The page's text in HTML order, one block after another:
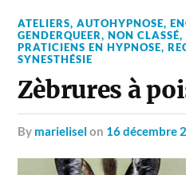
ATELIERS,AUTOHYPNOSE,
GENDERQUEER,NON CLASSÉ,
PRATICIENS EN HYPNOSE,
SYNESTHÉSIE
Zèbrures à
by marielisel on 16 décembre